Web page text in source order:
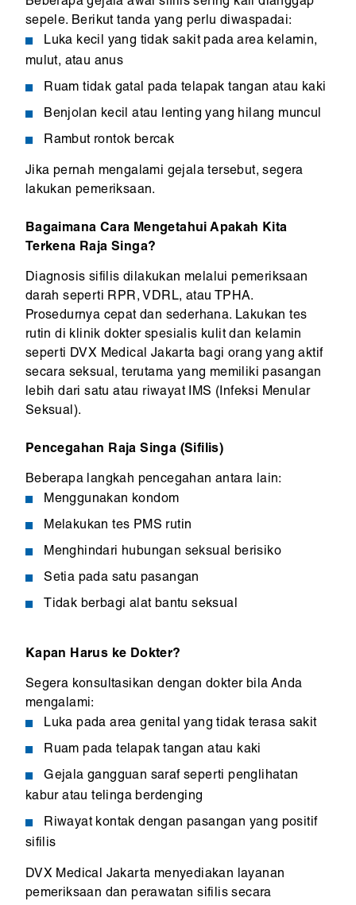
sepele. Berikut tanda yang perlu diwaspadai:
Luka kecil yang tidak sakit pada area kelamin,
mulut, atau anus
Ruam tidak gatal pada telapak tangan atau kaki
Benjolan kecil atau lenting yang hilang muncul
Rambut rontok bercak
Jika pernah mengalami gejala tersebut, segera
lakukan pemeriksaan.
Bagaimana Cara Mengetahui Apakah Kita
Terkena Raja Singa?
Diagnosis sifilis dilakukan melalui pemeriksaan
darah seperti RPR, VDRL, atau TPHA.
Prosedurnya cepat dan sederhana. Lakukan tes
rutin di klinik dokter spesialis kulit dan kelamin
seperti DVX Medical Jakarta bagi orang yang aktif
secara seksual, terutama yang memiliki pasangan
lebih dari satu atau riwayat IMS (Infeksi Menular
Seksual).
Pencegahan Raja Singa (Sifilis)
Beberapa langkah pencegahan antara lain:
Menggunakan kondom
Melakukan tes PMS rutin
Menghindari hubungan seksual berisiko
Setia pada satu pasangan
Tidak berbagi alat bantu seksual
Kapan Harus ke Dokter?
Segera konsultasikan dengan dokter bila Anda
mengalami:
Luka pada area genital yang tidak terasa sakit
Ruam pada telapak tangan atau kaki
Gejala gangguan saraf seperti penglihatan
kabur atau telinga berdenging
Riwayat kontak dengan pasangan yang positif
sifilis
DVX Medical Jakarta menyediakan layanan
pemeriksaan dan perawatan sifilis secara